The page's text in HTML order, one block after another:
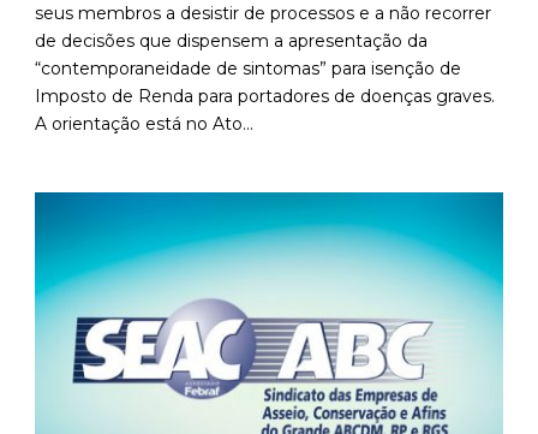
seus membros a desistir de processos e a não recorrer
de decisões que dispensem a apresentação da
“contemporaneidade de sintomas” para isenção de
Imposto de Renda para portadores de doenças graves.
A orientação está no Ato...